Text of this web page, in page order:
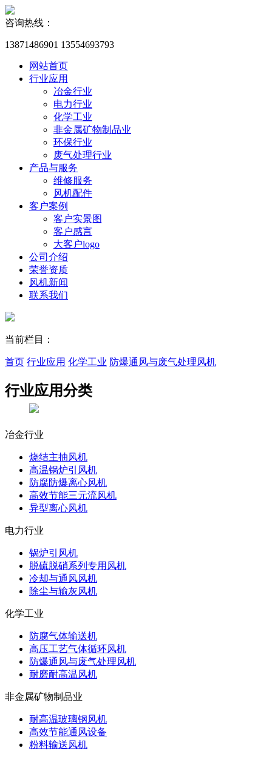
咨询热线：
13871486901 13554693793
网站首页
行业应用
冶金行业
电力行业
化学工业
非金属矿物制品业
环保行业
废气处理行业
产品与服务
维修服务
风机配件
客户案例
客户实景图
客户感言
大客户logo
公司介绍
荣誉资质
风机新闻
联系我们
当前栏目：
首页 行业应用 化学工业 防爆通风与废气处理风机
行业应用分类
冶金行业
烧结主抽风机
高温锅炉引风机
防腐防爆离心风机
高效节能三元流风机
异型离心风机
电力行业
锅炉引风机
脱硫脱硝系列专用风机
冷却与通风风机
除尘与输灰风机
化学工业
防腐气体输送机
高压工艺气体循环风机
防爆通风与废气处理风机
耐磨耐高温风机
非金属矿物制品业
耐高温玻璃钢风机
高效节能通风设备
粉料输送风机